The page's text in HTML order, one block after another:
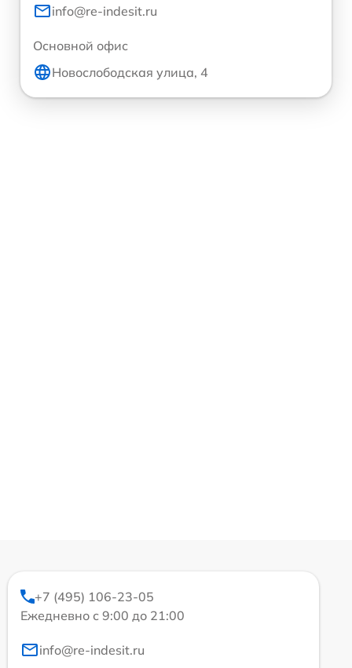
info@re-indesit.ru
Основной офис
Новослободская улица, 4
+7 (495) 106-23-05
Ежедневно с 9:00 до 21:00
info@re-indesit.ru